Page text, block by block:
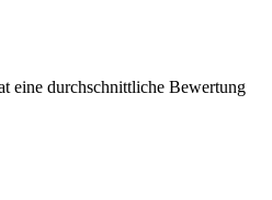
eine durchschnittliche Bewertung